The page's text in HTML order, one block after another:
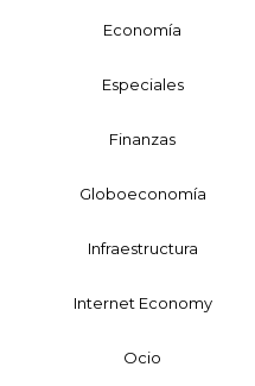
Economía
Especiales
Finanzas
Globoeconomía
Infraestructura
Internet Economy
Ocio